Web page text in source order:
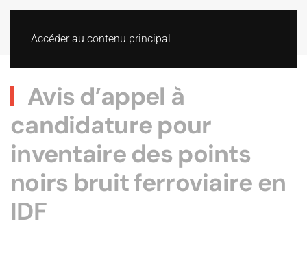
Accéder au contenu principal
Avis d’appel à
candidature pour
inventaire des points
noirs bruit ferroviaire en
IDF